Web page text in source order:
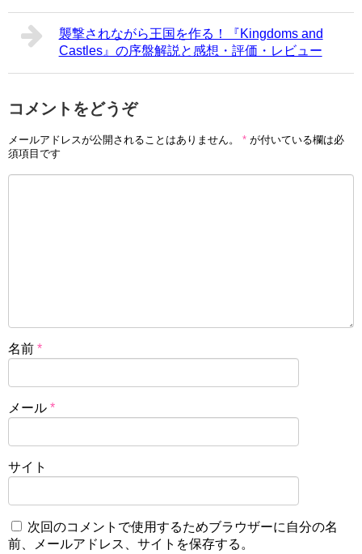
襲撃されながら王国を作る！『Kingdoms and
Castles』の序盤解説と感想・評価・レビュー
コメントをどうぞ
メールアドレスが公開されることはありません。 * が付いている欄は必
須項目です
名前 *
メール *
サイト
次回のコメントで使用するためブラウザーに自分の名
前、メールアドレス、サイトを保存する。